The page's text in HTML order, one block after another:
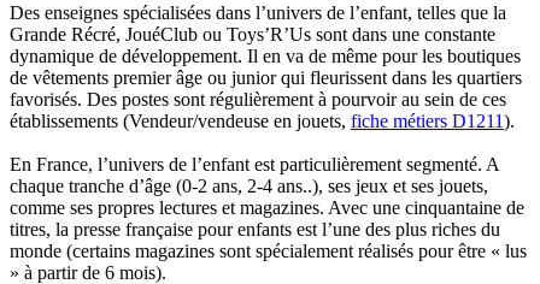
Des enseignes spécialisées dans l’univers de l’enfant, telles que la
Grande Récré, JouéClub ou Toys’R’Us sont dans une constante
dynamique de développement. Il en va de même pour les boutiques
de vêtements premier âge ou junior qui fleurissent dans les quartiers
favorisés. Des postes sont régulièrement à pourvoir au sein de ces
établissements (Vendeur/vendeuse en jouets, fiche métiers D1211).
En France, l’univers de l’enfant est particulièrement segmenté. A
chaque tranche d’âge (0-2 ans, 2-4 ans..), ses jeux et ses jouets,
comme ses propres lectures et magazines. Avec une cinquantaine de
titres, la presse française pour enfants est l’une des plus riches du
monde (certains magazines sont spécialement réalisés pour être « lus
» à partir de 6 mois).